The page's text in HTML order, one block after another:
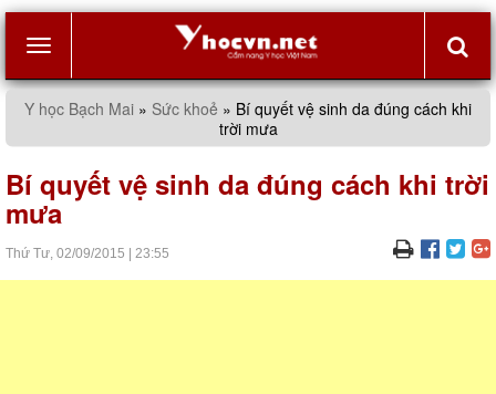
Y học Bạch Mai » Sức khoẻ » Bí quyết vệ sinh da đúng cách khi
trời mưa
Bí quyết vệ sinh da đúng cách khi trời
mưa
Thứ Tư, 02/09/2015 23:55